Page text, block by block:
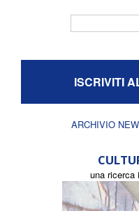
ISCRIVITI
ARCHIVIO
una ricerca